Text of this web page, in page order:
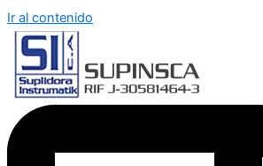
Ir al contenido